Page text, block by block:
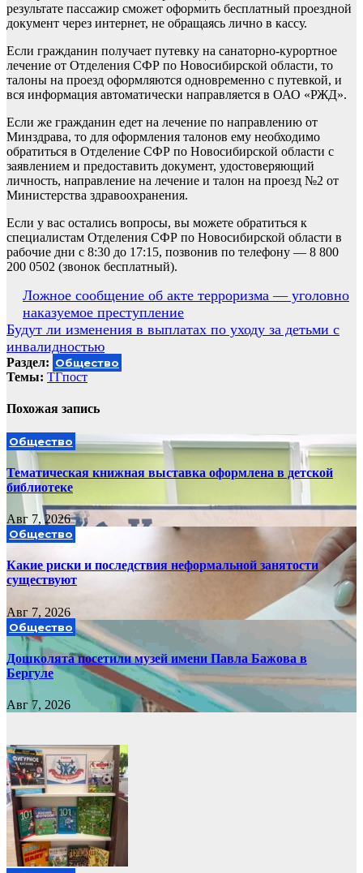
результате пассажир сможет оформить бесплатный проездной
документ через интернет, не обращаясь лично в кассу.
Если гражданин получает путевку на санаторно-курортное
лечение от Отделения СФР по Новосибирской области, то
талоны на проезд оформляются одновременно с путевкой, и
вся информация автоматически направляется в ОАО «РЖД».
Если же гражданин едет на лечение по направлению от
Минздрава, то для оформления талонов ему необходимо
обратиться в Отделение СФР по Новосибирской области с
заявлением и предоставить документ, удостоверяющий
личность, направление на лечение и талон на проезд №2 от
Министерства здравоохранения.
Если у вас остались вопросы, вы можете обратиться к
специалистам Отделения СФР по Новосибирской области в
рабочие дни c 8:30 до 17:15, позвонив по телефону — 8 800
200 0502 (звонок бесплатный).
Навигация
по
записям
Ложное сообщение об акте терроризма — уголовно
наказуемое преступление
Будут ли изменения в выплатах по уходу за детьми с
инвалидностью
Раздел: Общество
Темы: ТГпост
Похожая запись
Общество
Тематическая книжная выставка оформлена в детской
библиотеке
Авг 7, 2026
Общество
Какие риски и последствия неформальной занятости
существуют
Авг 7, 2026
Общество
Дошколята посетили музей имени Павла Бажова в
Бергуле
Авг 7, 2026